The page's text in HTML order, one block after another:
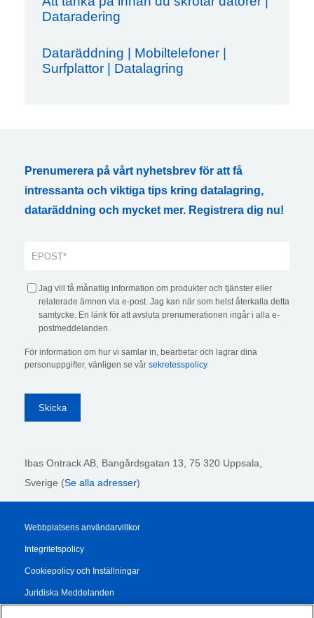
Dataradering
Dataräddning | Mobiltelefoner |
Surfplattor | Datalagring
Prenumerera på vårt nyhetsbrev för att få
intressanta och viktiga tips kring datalagring,
dataräddning och mycket mer. Registrera dig nu!
Jag vill få månatlig information om produkter och tjänster eller
relaterade ämnen via e-post. Jag kan när som helst återkalla detta
samtycke. En länk för att avsluta prenumerationen ingår i alla e-
postmeddelanden.
För information om hur vi samlar in, bearbetar och lagrar dina
personuppgifter, vänligen se vår sekretesspolicy.
Ibas Ontrack AB, Bangårdsgatan 13, 75 320 Uppsala,
Sverige (Se alla adresser)
Webbplatsens användarvillkor
Integritetspolicy
Cookiepolicy och Inställningar
Juridiska Meddelanden